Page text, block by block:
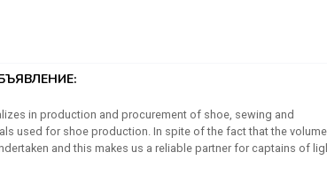
in production and procurement of shoe, sewing and
used for shoe production. In spite of the fact that the
and this makes us a reliable partner for captains of
in Europe, Asia and Latin America. Furnitur-BY LLC is always